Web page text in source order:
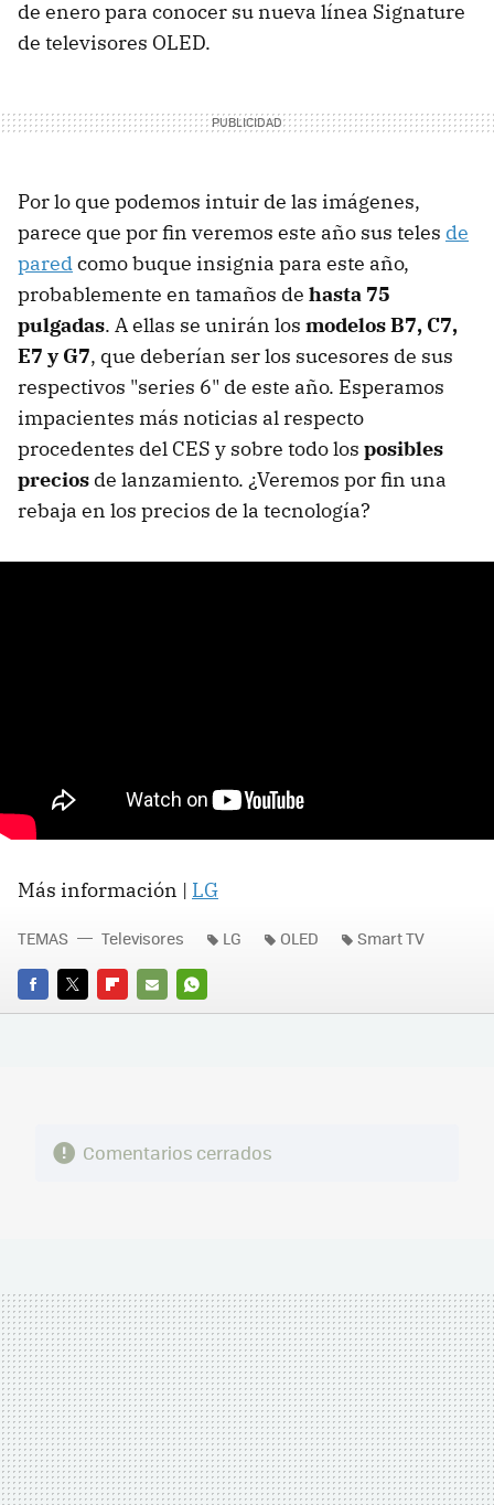
de enero para conocer su nueva línea Signature
de televisores OLED.
Por lo que podemos intuir de las imágenes,
parece que por fin veremos este año sus teles de
paredcomo buque insignia para este año,
probablemente en tamaños de hasta 75
pulgadas. A ellas se unirán los modelos B7, C7,
E7 y G7, que deberían ser los sucesores de sus
respectivos "series 6" de este año. Esperamos
impacientes más noticias al respecto
procedentes del CES y sobre todo los posibles
precios de lanzamiento. ¿Veremos por fin una
rebaja en los precios de la tecnología?
Más información | LG
FACEBOOK
TWITTERFLIPBOARD
E-
WHATSAPP
TEMAS Televisores LG OLED Smart TV
Comentarios cerrados